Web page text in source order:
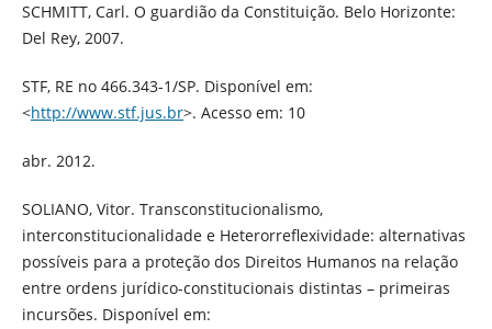
SCHMITT, Carl. O guardião da Constituição. Belo Horizonte:
Del Rey, 2007.
STF, RE no 466.343-1/SP. Disponível em:
<http://www.stf.jus.br>. Acesso em: 10
abr. 2012.
SOLIANO, Vitor. Transconstitucionalismo,
interconstitucionalidade e Heterorreflexividade: alternativas
possíveis para a proteção dos Direitos Humanos na relação
entre ordens jurídico-constitucionais distintas – primeiras
incursões. Disponível em: